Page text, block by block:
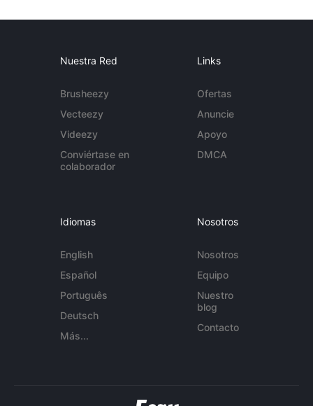
Nuestra Red
Brusheezy
Vecteezy
Videezy
Conviértase en
colaborador
Links
Ofertas
Anuncie
Apoyo
DMCA
Idiomas
English
Español
Português
Deutsch
Más...
Nosotros
Nosotros
Equipo
Nuestro
blog
Contacto